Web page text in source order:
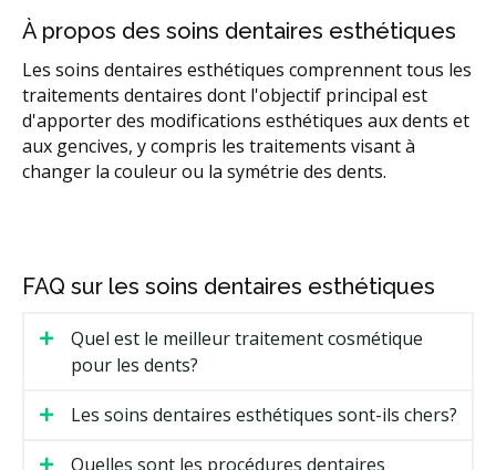
À propos des soins dentaires esthétiques
Les soins dentaires esthétiques comprennent tous les
traitements dentaires dont l'objectif principal est
d'apporter des modifications esthétiques aux dents et
aux gencives, y compris les traitements visant à
changer la couleur ou la symétrie des dents.
FAQ sur les soins dentaires esthétiques
Quel est le meilleur traitement cosmétique
pour les dents?
Les soins dentaires esthétiques sont-ils chers?
Quelles sont les procédures dentaires